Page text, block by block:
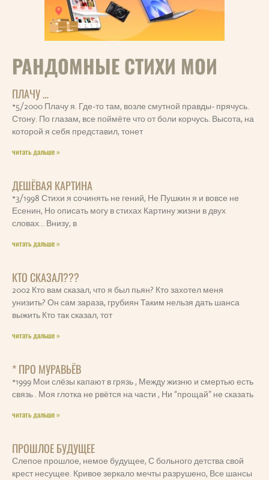
РАНДОМНЫЕ СТИХИ МОИ
ПЛАЧУ …
*5/2000 Плачу я. Где-то там, возле смутной правды- прячусь.
Стону. По глазам, все поймёте что от боли корчусь. Высота, на
которой я себя представил, тонет
читать дальше »
ДЕШЁВАЯ КАРТИНА
*3/1998 Стихи я сочинять не гений, Не Пушкин я и вовсе не
Есенин, Но описать могу в стихах Картину жизни в двух
словах… Внизу, в
читать дальше »
КТО СКАЗАЛ???
2002 Кто вам сказал, что я был пьян? Кто захотел меня
унизить? Он сам зараза, грубиян Таким нельзя дать шанса
выжить Кто так сказал, тот
читать дальше »
* ПРО МУРАВЬЁВ
*1999 Мои слёзы капают в грязь , Между жизню и смертью есть
связь . Моя глотка не рвётся на части , Ни “прощай” не сказать
читать дальше »
ПРОШЛОЕ БУДУЩЕЕ
Слепое прошлое, немое будущее, С больного детства свой
крест несущее. Кривое зеркало мечты разрушено, Все шансы